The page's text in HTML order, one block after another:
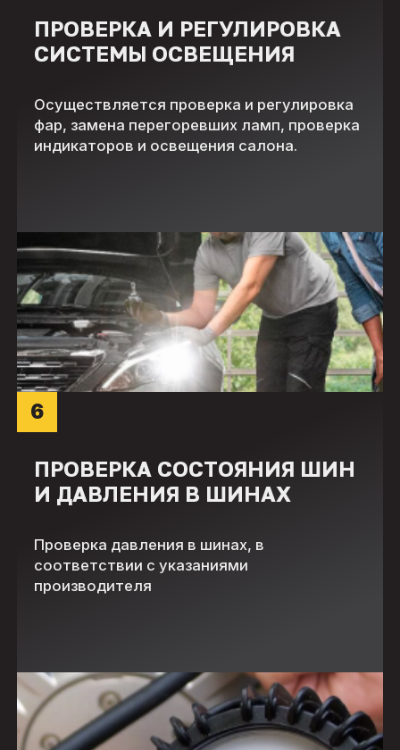
ПРОВЕРКА И РЕГУЛИРОВКА
СИСТЕМЫ ОСВЕЩЕНИЯ
Осуществляется проверка и регулировка
фар, замена перегоревших ламп, проверка
индикаторов и освещения салона.
ПРОВЕРКА СОСТОЯНИЯ ШИН
И ДАВЛЕНИЯ В ШИНАХ
Проверка давления в шинах, в
соответствии с указаниями
производителя
6